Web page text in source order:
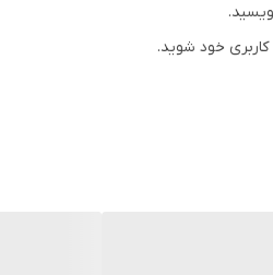
کاربری خود شوید.